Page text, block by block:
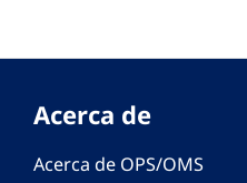
Acerca de
Acerca de OPS/OMS